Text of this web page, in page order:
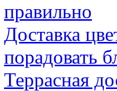
правильно
Доставка
порадовать
Террасная